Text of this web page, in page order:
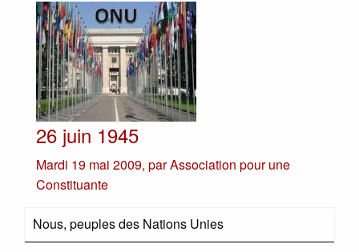
26 juin 1945
Mardi 19 mai 2009, parAssociation pour une
Constituante
Nous, peuples des Nations Unies